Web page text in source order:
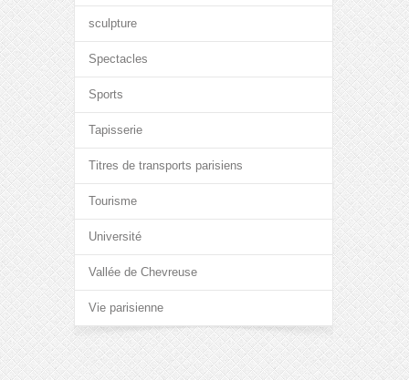
sculpture
Spectacles
Sports
Tapisserie
Titres de transports parisiens
Tourisme
Université
Vallée de Chevreuse
Vie parisienne